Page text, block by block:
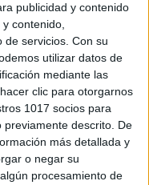
publicidad y contenido
contenido,
servicios. Con su
utilizar datos de
mediante las
clic para otorgarnos
1017 socios para
descrito. De
más detallada y
o negar su
procesamiento de
excelente
alumnado.